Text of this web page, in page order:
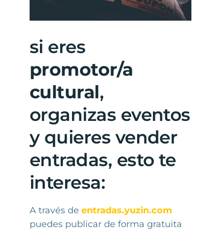
si eres
promotor/a
cultural,
organizas eventos
y quieres vender
entradas, esto te
interesa:
A través de entradas.yuzin.com
puedes publicar de forma gratuita